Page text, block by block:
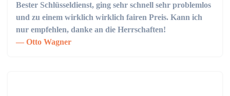
Bester Schlüsseldienst, ging sehr schnell sehr problemlos
und zu einem wirklich wirklich fairen Preis. Kann ich
nur empfehlen, danke an die Herrschaften!
Otto Wagner